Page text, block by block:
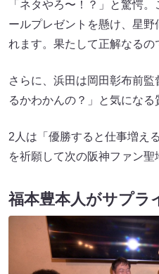
「ネタやろ〜！？」と驚愕
ールプレゼントを懸け、星
れます。果たして正解なるの
さらに、浜田は岡田彰布前監
るかわかんの？」と気になる
2人は「優勝すると仕事増え
を祈願して次の阪神ファン聖
福本豊本人がサプラ